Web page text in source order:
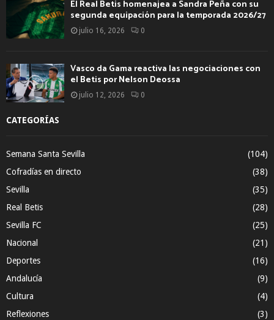
El Real Betis homenajea a Sandra Peña con su
segunda equipación para la temporada 2026/27
julio 16, 2026 0
Vasco da Gama reactiva las negociaciones con
el Betis por Nelson Deossa
julio 12, 2026 0
CATEGORÍAS
Semana Santa Sevilla
(104)
Cofradías en directo
(38)
Sevilla
(35)
Real Betis
(28)
Sevilla FC
(25)
Nacional
(21)
Deportes
(16)
Andalucía
(9)
Cultura
(4)
Reflexiones
(3)